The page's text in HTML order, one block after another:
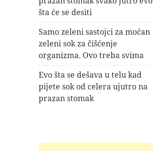
šta će se desiti
Samo zeleni sastojci za moćan
zeleni sok za čišćenje
organizma. Ovo treba svima
Evo šta se dešava u telu kad
pijete sok od celera ujutro na
prazan stomak